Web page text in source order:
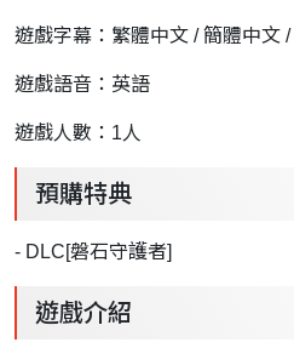
遊戲字幕：繁體中文 / 簡體中文
遊戲語音：英語
遊戲人數：1人
預購特典
- DLC[磐石守護者]
遊戲介紹